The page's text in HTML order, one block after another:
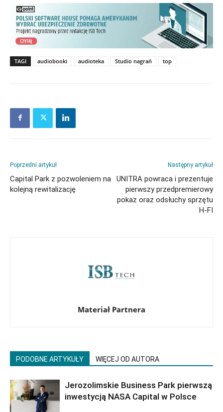
TAGI audiobooki audioteka Studio nagrań top
Poprzedni artykuł
Capital Park z pozwoleniem na
kolejną rewitalizację
Następny artykuł
UNITRA powraca i prezentuje
pierwszy przedpremierowy
pokaz oraz odsłuchy sprzętu
H-FI
Materiał Partnera
PODOBNE ARTYKUŁY WIĘCEJ OD AUTORA
Jerozolimskie Business Park pierwszą
inwestycją NASA Capital w Polsce